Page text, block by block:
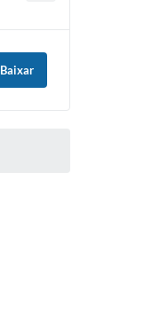
Baixar